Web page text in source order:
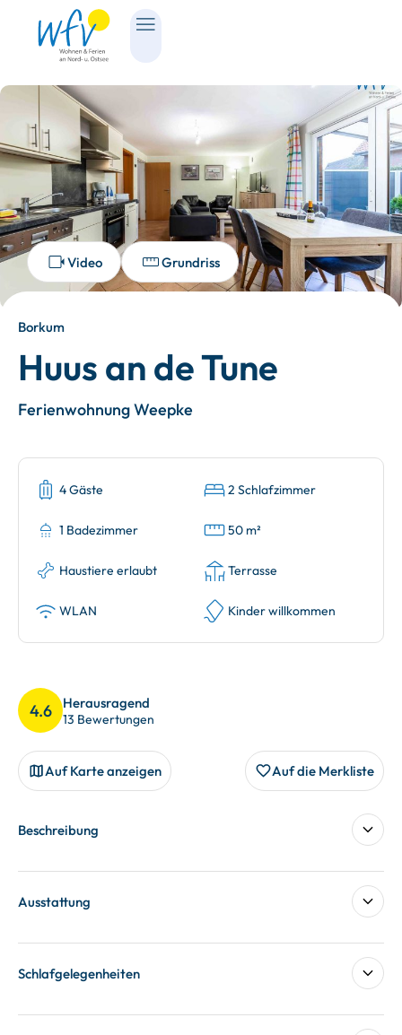
Video Grundriss
Borkum
Huus an de Tune
Ferienwohnung Weepke
4 Gäste 2 Schlafzimmer
1 Badezimmer 50 m²
Haustiere erlaubt Terrasse
WLAN Kinder willkommen
4.6 Herausragend
13 Bewertungen
Auf Karte anzeigen Auf die Merkliste
Beschreibung
Ausstattung
Schlafgelegenheiten